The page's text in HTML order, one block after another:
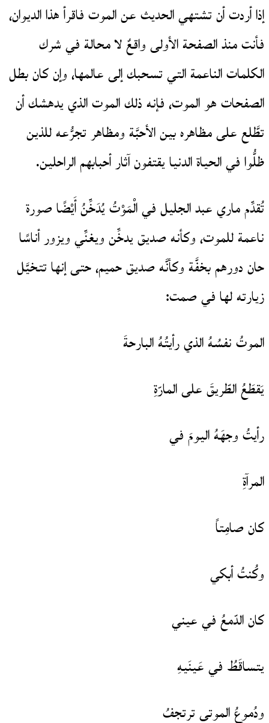
إذا أردت أن تشتهي الحديث عن الموت فاقرأ هذا الديوان،
فأنت منذ الصفحة الأولى واقعٌ لا محالة في شرك
الكلمات الناعمة التي تسحبك إلى عالمها، وإن كان بطل
الصفحات هو الموت، فإنه ذلك الموت الذي يدهشك أن
تطَّلع على مظاهره بين الأحبَّة ومظاهر تجرُّعه للذين
ظلُّوا في الحياة الدنيا يقتفون آثار أحبابهم الراحلين.
تُقدِّم ماري عبد الجليل في الْمَوْتُ يُدَخِّنُ أَيْضًا صورة
ناعمة للموت، وكأنه صديق يدخِّن ويغنِّي ويزور أناسًا
حان دورهم بخفَّة وكأنَّه صديق حميم، حتى إنها تتخيَّل
زيارته لها في صمت:
الموتُ نفسُهُ الذي رأيتُهُ البارحةَ
يَقطَعُ الطّريقَ على المارّةِ
رأيتُ وجهَهُ اليومَ في
المرآةِ
كان صامِتاً
وكُنتُ أبكي
كان الدّمعُ في عيني
يتساقَطُ في عَينَيهِ
ودُموعُ الموتى ترتجفُ